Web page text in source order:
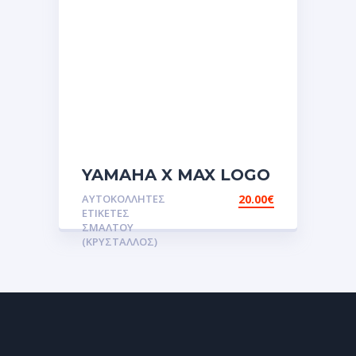
YAMAHA X MAX LOGO
ΣΜΑΛΤΟΥ
(ΚΡΥΣΤΑΛΛΟΣ)
αυτοκόλλητη ετικέτα 3D
σμάλτου.Αυτοκόλλητα.stickers
ΑΥΤΟΚΌΛΛΗΤΕΣ
ΕΤΙΚΈΤΕΣ
ΣΜΆΛΤΟΥ
(ΚΡΥΣΤΑΛΛΟΣ)
20.00€